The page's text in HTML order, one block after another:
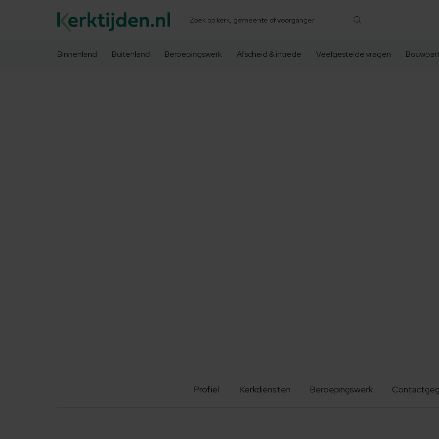
Zoeken
Binnenland Buitenland Beroepingswerk Afscheid & intrede Veelgestelde vragen
Profiel Kerkdiensten Beroepingswerk